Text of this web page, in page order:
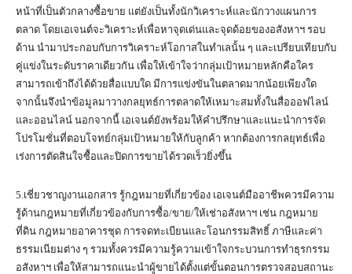
หน้าที่เป็นตัวกลางซื้อขาย แต่ยังเป็นทั้งนักวิเคราะห์และนักวางแผนการ
ตลาด โดยเอเจนต์จะวิเคราะห์เพื่อหาจุดเด่นและจุดด้อยของอสังหาฯ รอบ
ด้าน นำมาประกอบกับการวิเคราะห์โอกาสในทำเลนั้น ๆ และเปรียบเทียบกับ
คู่แข่งในระดับราคาเดียวกัน เพื่อให้เข้าใจว่ากลุ่มเป้าหมายหลักคือใคร
สามารถเข้าถึงได้ด้วยสื่อแบบใด มีการแข่งขันในตลาดมากน้อยเพียงใด
จากนั้นจึงนำข้อมูลมาวางกลยุทธ์การตลาดให้เหมาะสมทั้งในสื่อออฟไลน์
และออนไลน์ นอกจากนี้ เอเจนต์ยังพร้อมให้คำปรึกษาและแนะนำการจัด
โปรโมชั่นที่ตอบโจทย์กลุ่มเป้าหมายให้กับลูกค้า หากต้องการกลยุทธ์เพื่อ
เร่งการตัดสินใจซื้อและปิดการขายได้รวดเร็วยิ่งขึ้น
5.เชี่ยวชาญงานเอกสาร รู้กฎหมายที่เกี่ยวข้อง เอเจนต์มืออาชีพควรมีความ
รู้ด้านกฎหมายที่เกี่ยวข้องกับการซื้อ/ขาย/ให้เช่าอสังหาฯ เช่น กฎหมาย
ที่ดิน กฎหมายอาคารชุด การจดทะเบียนและโอนกรรมสิทธิ์ ภาษีและค่า
ธรรมเนียมต่าง ๆ รวมทั้งควรมีความรู้ความเข้าใจกระบวนการทำธุรกรรม
อสังหาฯ เพื่อให้สามารถแนะนำผู้ขายได้ตั้งแต่ขั้นตอนการตรวจสอบสถานะ